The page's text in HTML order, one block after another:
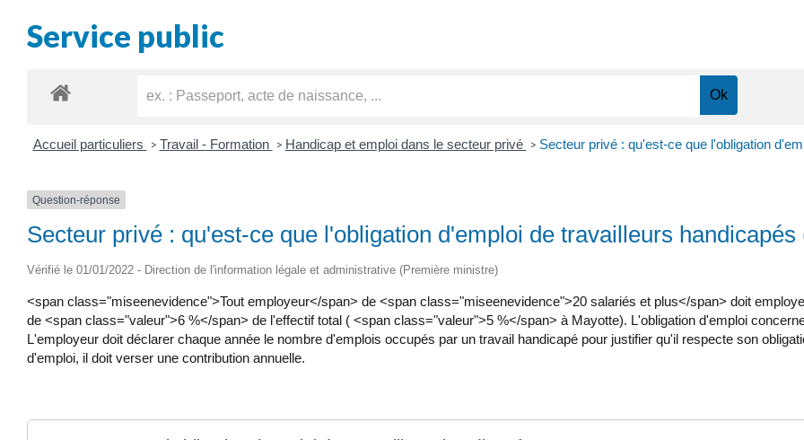
Service public
Accueil particuliers > Travail - Formation > Handicap et emploi dans le secteur privé > Secteur privé : qu'est-ce que l'obligation
Question-réponse
Secteur privé : qu'est-ce que l'obligation d'emploi de travailleurs
Vérifié le 01/01/2022 - Direction de l'information légale et administrative (Première ministre)
<span class="miseenevidence">Tout employeur</span> de <span class="miseenevidence">20 salariés et plus</span> doit
de <span class="valeur">6 %</span> de l'effectif total ( <span class="valeur">5 %</span> à Mayotte). L'obligation d'emploi
L'employeur doit déclarer chaque année le nombre d'emplois occupés par un travail handicapé pour justifier qu'il respecte son
d'emploi, il doit verser une contribution annuelle.